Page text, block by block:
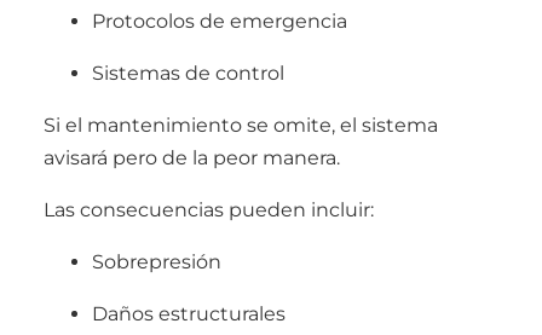
Protocolos de emergencia
Sistemas de control
Si el mantenimiento se omite, el sistema
avisará pero de la peor manera.
Las consecuencias pueden incluir:
Sobrepresión
Daños estructurales